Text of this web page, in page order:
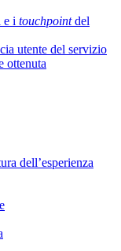
e i touchpointdel
utente del servizio
ottenuta
dell’esperienza